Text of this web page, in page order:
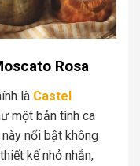
Rosa
là Castel
một bản tình ca
nổi bật không
kế nhỏ nhắn,